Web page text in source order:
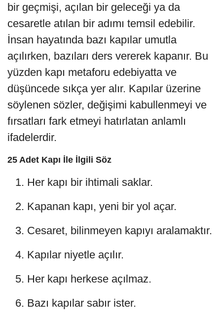
bir geçmişi, açılan bir geleceği ya da
cesaretle atılan bir adımı temsil edebilir.
İnsan hayatında bazı kapılar umutla
açılırken, bazıları ders vererek kapanır. Bu
yüzden kapı metaforu edebiyatta ve
düşüncede sıkça yer alır. Kapılar üzerine
söylenen sözler, değişimi kabullenmeyi ve
fırsatları fark etmeyi hatırlatan anlamlı
ifadelerdir.
25 Adet Kapı İle İlgili Söz
Her kapı bir ihtimali saklar.
Kapanan kapı, yeni bir yol açar.
Cesaret, bilinmeyen kapıyı aralamaktır.
Kapılar niyetle açılır.
Her kapı herkese açılmaz.
Bazı kapılar sabır ister.